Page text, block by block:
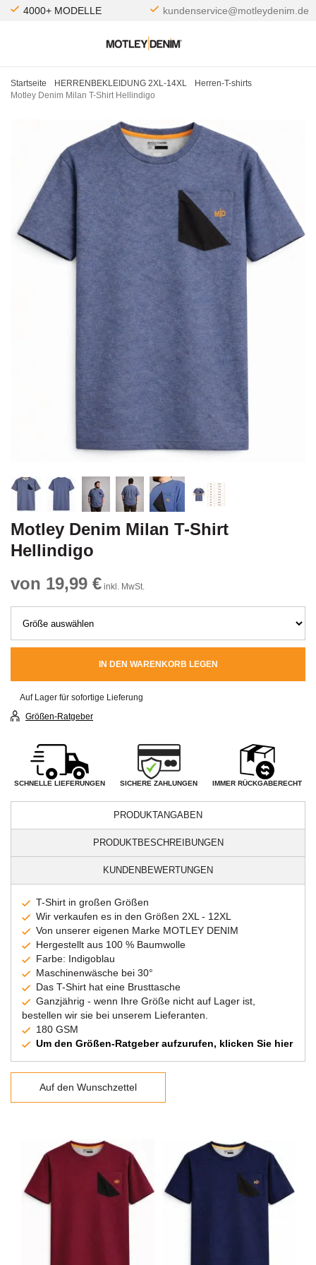
4000+ MODELLE kundenservice@motleydenim.de
Startseite HERRENBEKLEIDUNG 2XL-14XL
Herren-T-shirts
Motley Denim Milan T-Shirt Hellindigo
Motley Denim Milan T-Shirt
Hellindigo
von 19,99 € inkl. MwSt.
IN DEN WARENKORB LEGEN
Auf Lager für sofortige Lieferung
Größen-Ratgeber
SCHNELLE LIEFERUNGEN SICHERE ZAHLUNGEN IMMER RÜCKGABERECHT
PRODUKTANGABEN
PRODUKTBESCHREIBUNGEN
KUNDENBEWERTUNGEN
T-Shirt in großen Größen
Wir verkaufen es in den Größen 2XL - 12XL
Von unserer eigenen Marke MOTLEY DENIM
Hergestellt aus 100 % Baumwolle
Farbe: Indigoblau
Maschinenwäsche bei 30°
Das T-Shirt hat eine Brusttasche
Ganzjährig - wenn Ihre Größe nicht auf Lager ist,
bestellen wir sie bei unserem Lieferanten.
180 GSM
Um den Größen-Ratgeber aufzurufen, klicken Sie hier
Auf den Wunschzettel